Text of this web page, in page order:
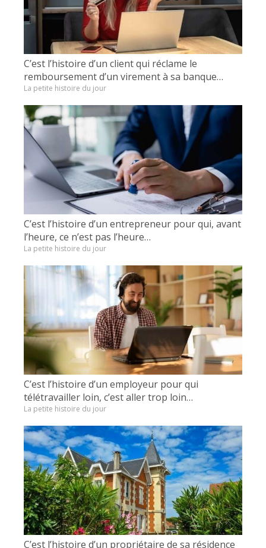
C’est l’histoire d’un client qui réclame le
remboursement d’un virement à sa banque…
La petite histoire du jour
C’est l’histoire d’un entrepreneur pour qui, avant
l’heure, ce n’est pas l’heure…
La petite histoire du jour
C’est l’histoire d’un employeur pour qui
télétravailler loin, c’est aller trop loin…
La petite histoire du jour
C’est l’histoire d’un propriétaire de sa résidence